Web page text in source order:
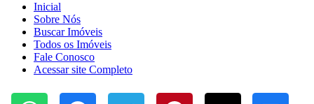
Inicial
Sobre Nós
Buscar Imóveis
Todos os Imóveis
Fale Conosco
Acessar site Completo